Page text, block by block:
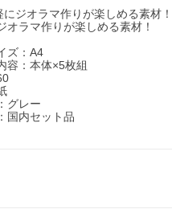
にジオラマ作りが楽しめる素材
オラマ作りが楽しめる素材！
ズ：A4
容：本体×5枚組
グレー
国内セット品